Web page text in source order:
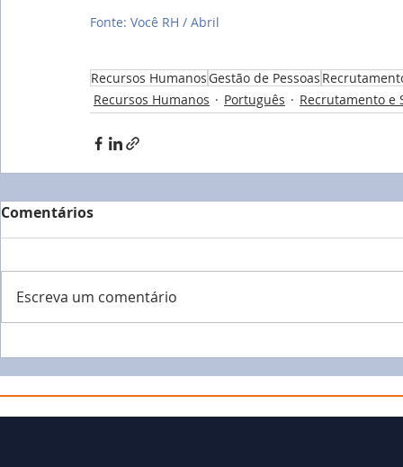
Fonte: Você RH / Abril
Recursos Humanos Gestão de Pessoas
Recursos Humanos
Português Recrutamento e
Comentários
Escreva um comentário